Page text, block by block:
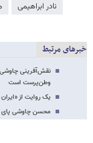
نادر ابراهیمی
خبرهای مرتبط
نقش‌آفرینی
وطن‌پرست است
یک روایت از
محسن چاوشی پای